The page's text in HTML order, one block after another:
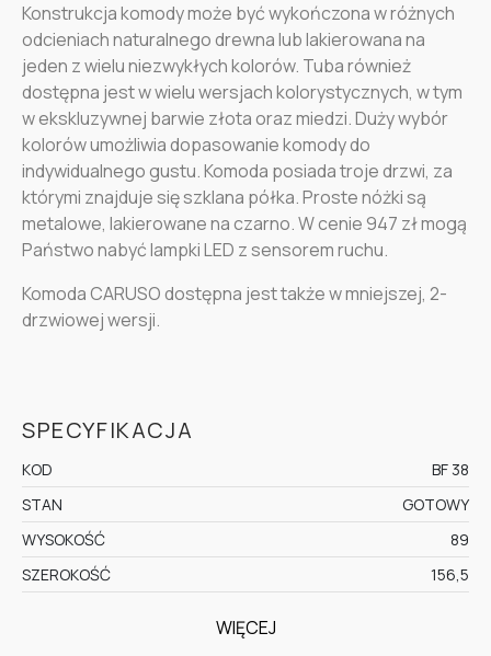
Konstrukcja komody może być wykończona w różnych
odcieniach naturalnego drewna lub lakierowana na
jeden z wielu niezwykłych kolorów. Tuba również
dostępna jest w wielu wersjach kolorystycznych, w tym
w ekskluzywnej barwie złota oraz miedzi. Duży wybór
kolorów umożliwia dopasowanie komody do
indywidualnego gustu. Komoda posiada troje drzwi, za
którymi znajduje się szklana półka. Proste nóżki są
metalowe, lakierowane na czarno. W cenie 947 zł mogą
Państwo nabyć lampki LED z sensorem ruchu.
Komoda CARUSO dostępna jest także w mniejszej, 2-
drzwiowej wersji.
SPECYFIKACJA
KOD
BF 38
STAN
GOTOWY
WYSOKOŚĆ
89
SZEROKOŚĆ
156,5
WIĘCEJ